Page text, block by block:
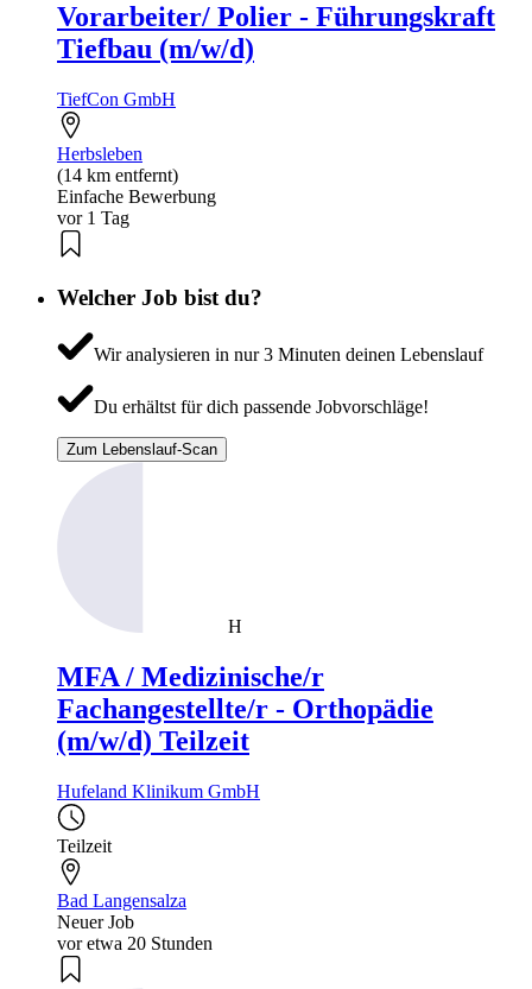
Vorarbeiter/ Polier - Führungskraft
Tiefbau (m/w/d)
TiefCon GmbH
Herbsleben
(14 km entfernt)
Einfache Bewerbung
vor 1 Tag
Welcher Job bist du?
Wir analysieren in nur 3 Minuten deinen Lebenslauf
Du erhältst für dich passende Jobvorschläge!
Zum Lebenslauf-Scan
H
MFA / Medizinische/r
Fachangestellte/r - Orthopädie
(m/w/d) Teilzeit
Hufeland Klinikum GmbH
Teilzeit
Bad Langensalza
Neuer Job
vor etwa 20 Stunden